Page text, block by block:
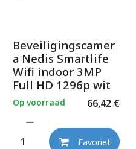
Beveiligingscamer
a Nedis Smartlife
Wifi indoor 3MP
Full HD 1296p wit
66,42€
Op voorraad
Favoriet